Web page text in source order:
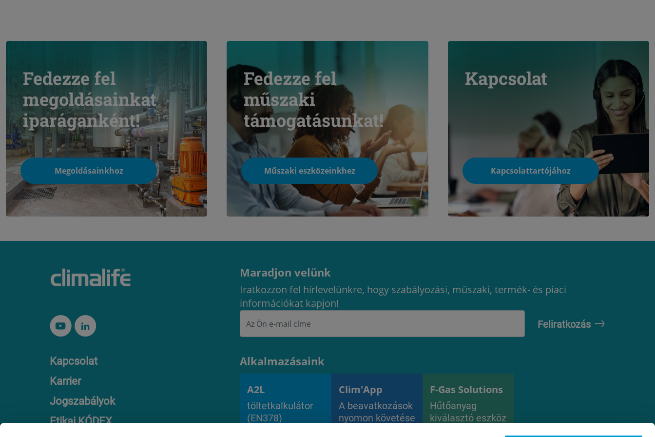
Fedezze fel
megoldásainkat
iparáganként!
Megoldásainkhoz
Fedezze fel
műszaki
támogatásunkat!
Műszaki eszközeinkhez
Kapcsolat
Kapcsolattartójához
Kapcsolat
Karrier
Jogszabályok
Etikai KÓDEX
Maradjon velünk
Iratkozzon fel hírlevelünkre, hogy szabályozási, műszaki, termék- és piaci
információkat kapjon!
Alkalmazásaink
A2L
töltetkalkulátor
(EN378)
Clim'App
A beavatkozások
nyomon követése
F-Gas Solutions
Hűtőanyag
kiválasztó eszköz